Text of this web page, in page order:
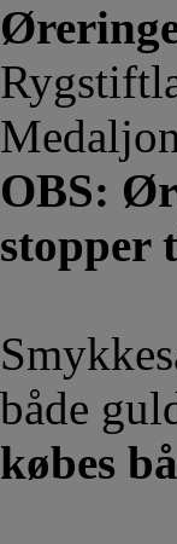
OBS:
stopper
både
købes